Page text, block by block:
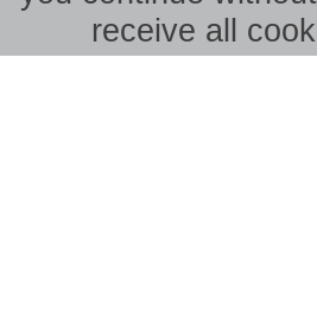
receive all